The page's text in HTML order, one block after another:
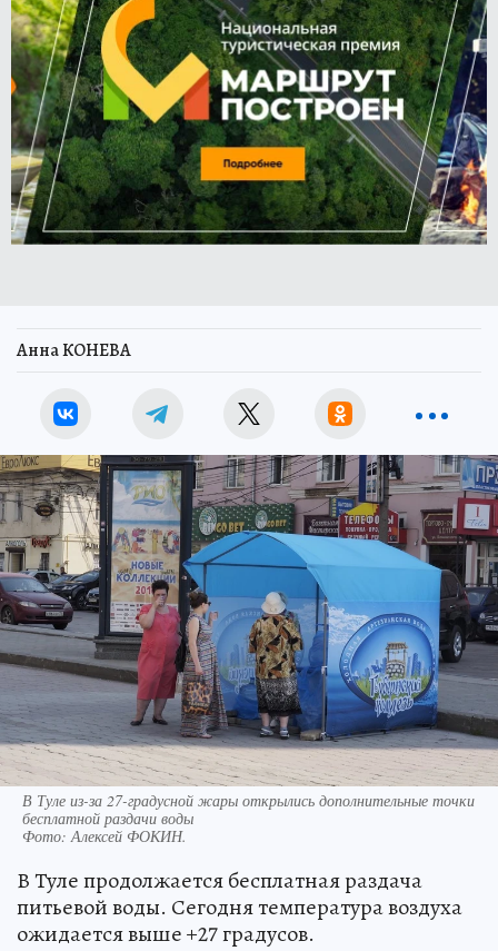
Анна КОНЕВА
В Туле из-за 27-градусной жары открылись дополнительные точки
бесплатной раздачи воды
Фото:Алексей ФОКИН.
В Туле продолжается бесплатная раздача
питьевой воды. Сегодня температура воздуха
ожидается выше +27 градусов.